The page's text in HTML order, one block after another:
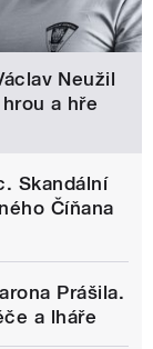
Neužil
a hře
Skandální
Číňana
Prášila.
a lháře